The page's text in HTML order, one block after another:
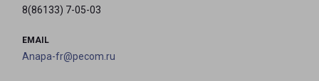
8(86133) 7-05-03
EMAIL
Anapa-fr@pecom.ru